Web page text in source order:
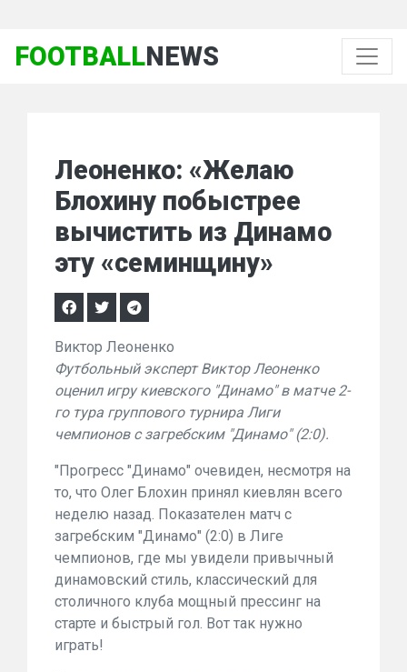
FOOTBALLNEWS
Леоненко: «Желаю
Блохину побыстрее
вычистить из Динамо
эту «семинщину»
Виктор Леоненко
Футбольный эксперт Виктор Леоненко
оценил игру киевского "Динамо" в матче 2-
го тура группового турнира Лиги
чемпионов с загребским "Динамо" (2:0).
"Прогресс "Динамо" очевиден, несмотря на
то, что Олег Блохин принял киевлян всего
неделю назад. Показателен матч с
загребским "Динамо" (2:0) в Лиге
чемпионов, где мы увидели привычный
динамовский стиль, классический для
столичного клуба мощный прессинг на
старте и быстрый гол. Вот так нужно
играть!